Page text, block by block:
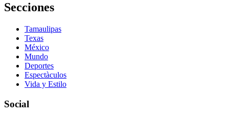
Secciones
Tamaulipas
Texas
México
Mundo
Deportes
Espectàculos
Vida y Estilo
Social